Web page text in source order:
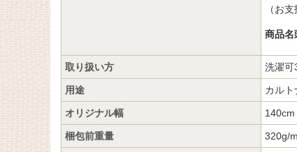
（お
商品名
取り扱い方 洗濯
用途 カル
オリジナル幅 140cm
梱包前重量 320g/